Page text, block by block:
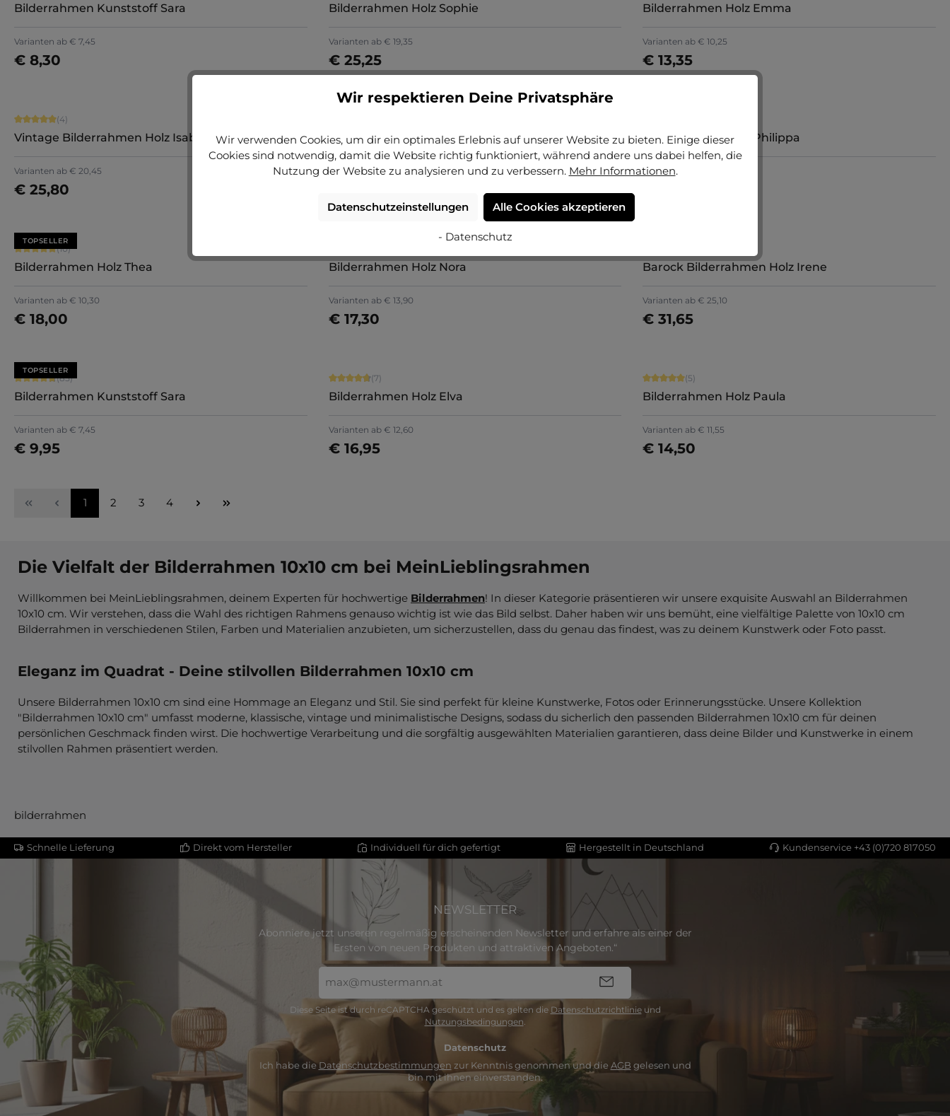
Bilderrahmen Kunststoff Sara
Varianten ab € 7,45
€ 8,30
Jetzt konfigurieren
Bilderrahmen Holz Sophie
Varianten ab€ 19,35
€ 25,25
Jetzt konfigurieren
Bilderrahmen Holz Emma
Varianten ab € 10,25
€ 13,35
Jetzt konfigurieren
Durchschnittliche Bewertung von 5 von 5 Sternen
(4)
Vintage Bilderrahmen Holz Isabella
Varianten ab € 20,45
€ 25,80
Jetzt konfigurieren
Bilderrahmen Holz Nele mit Abstandsleiste
Varianten ab€ 17,15
Bilderrahmen Holz Philippa
Varianten ab
TOPSELLER
Durchschnittliche Bewertung von 5 von 5 Sternen
(10)
Bilderrahmen Holz Thea
Varianten ab € 10,30
€ 18,00
Jetzt konfigurieren
Bilderrahmen Holz Nora
Varianten ab€ 13,90
€ 17,30
Jetzt konfigurieren
Barock Bilderrahmen Holz Irene
Varianten ab € 25,10
€ 31,65
Jetzt konfigurieren
TOPSELLER
Durchschnittliche Bewertung von 4.71 von 5 Sternen
(85)
Bilderrahmen Kunststoff Sara
Varianten ab € 7,45
€ 9,95
Jetzt konfigurieren
Durchschnittliche Bewertung von 4.86 von 5 Sternen
(7)
Bilderrahmen Holz Elva
Varianten ab€ 12,60
€ 16,95
Jetzt konfigurieren
Durchschnittliche Bewertung von 5 von 5 Sternen
(5)
Bilderrahmen Holz Paula
Varianten ab € 11,55
€ 14,50
Jetzt konfigurieren
Seite
1 Seite
2 Seite
3 Seite
4
Die Vielfalt der Bilderrahmen 10x10 cm bei MeinLieblingsrahmen
Willkommen bei MeinLieblingsrahmen, deinem Experten für hochwertige Bilderrahmen! In dieser Kategorie präsentieren wir unsere exquisite Auswahl an Bilderrahmen
10x10 cm. Wir verstehen, dass die Wahl des richtigen Rahmens genauso wichtig ist wie das Bild selbst. Daher haben wir uns bemüht, eine vielfältige Palette von 10x10 cm
Bilderrahmen in verschiedenen Stilen, Farben und Materialien anzubieten, um sicherzustellen, dass du genau das findest, was zu deinem Kunstwerk oder Foto passt.
Eleganz im Quadrat - Deine stilvollen Bilderrahmen 10x10 cm
Unsere Bilderrahmen 10x10 cm sind eine Hommage an Eleganz und Stil. Sie sind perfekt für kleine Kunstwerke, Fotos oder Erinnerungsstücke. Unsere Kollektion
"Bilderrahmen 10x10 cm" umfasst moderne, klassische, vintage und minimalistische Designs, sodass du sicherlich den passenden Bilderrahmen 10x10 cm für deinen
persönlichen Geschmack finden wirst. Die hochwertige Verarbeitung und die sorgfältig ausgewählten Materialien garantieren, dass deine Bilder und Kunstwerke in einem
stilvollen Rahmen präsentiert werden.
bilderrahmen
Schnelle Lieferung Direkt vom Hersteller Individuell für dich gefertigt Hergestellt in Deutschland Kundenservice +43 (0)720 817050
NEWSLETTER
Abonniere jetzt unseren regelmäßig erscheinenden Newsletter und erfahre als einer der
Ersten von neuen Produkten und attraktiven Angeboten.“
Mail-
Adresse
Diese Seite ist durch reCAPTCHA geschützt und es gelten die Datenschutzrichtlinieund
Nutzungsbedingungen
Datenschutz
Ich habe dieDatenschutzbestimmungen zur Kenntnis genommen und die AGB gelesen und
bin mit ihnen einverstanden.
Wir respektieren Deine Privatsphäre
Wir verwenden Cookies, um dir ein optimales Erlebnis auf unserer Website zu bieten. Einige dieser
Cookies sind notwendig, damit die Website richtig funktioniert, während andere uns dabei helfen, die
Nutzung der Website zu analysieren und zu verbessern. Mehr Informationen.
Datenschutzeinstellungen Alle Cookies akzeptieren
- Datenschutz